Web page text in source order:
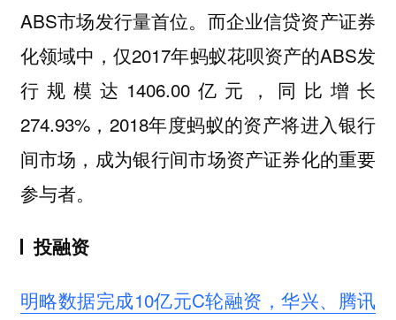
ABS市场发行量首位。而企业信贷资产证券
化领域中，仅2017年蚂蚁花呗资产的ABS发
行规模达1406.00亿元，同比增长
274.93%，2018年度蚂蚁的资产将进入银行
间市场，成为银行间市场资产证券化的重要
参与者。
投融资
明略数据完成10亿元C轮融资，华兴、腾讯